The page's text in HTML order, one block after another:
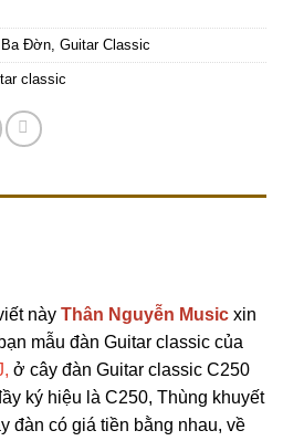
Đờn, Guitar Classic
classic
này Thân Nguyễn Music xin
mẫu đàn Guitar classic của
ở cây đàn Guitar classic C250
ký hiệu là C250, Thùng khuyết
đàn có giá tiền bằng nhau, về